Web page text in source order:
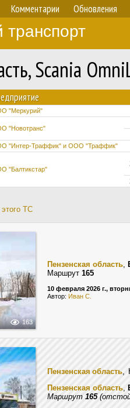
Комментарии Обновления
транспорт
Scania
"Меркурий"
"Новотранс"
"Интер-Траффик" и ООО "Траффик"
"Балтикстар"
ТС
163
Пензенская область,
Маршрут 165
10 февраля 2026 г.,
Автор: Иван С.
Пензенская область,
Пензенская область,
Маршрут 165